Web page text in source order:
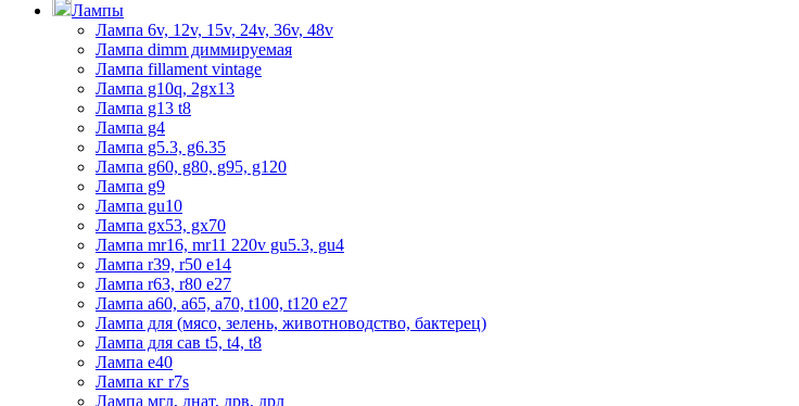
Лампы
Лампа 6v, 12v, 15v, 24v, 36v, 48v
Лампа dimm диммируемая
Лампа fillament vintage
Лампа g10q, 2gx13
Лампа g13 t8
Лампа g4
Лампа g5.3, g6.35
Лампа g60, g80, g95, g120
Лампа g9
Лампа gu10
Лампа gx53, gx70
Лампа mr16, mr11 220v gu5.3, gu4
Лампа r39, r50 е14
Лампа r63, r80 е27
Лампа а60, а65, а70, t100, t120 е27
Лампа для (мясо, зелень, животноводство, бактерец)
Лампа для сав t5, t4, t8
Лампа е40
Лампа кг r7s
Лампа мгл, днат, дрв, дрл